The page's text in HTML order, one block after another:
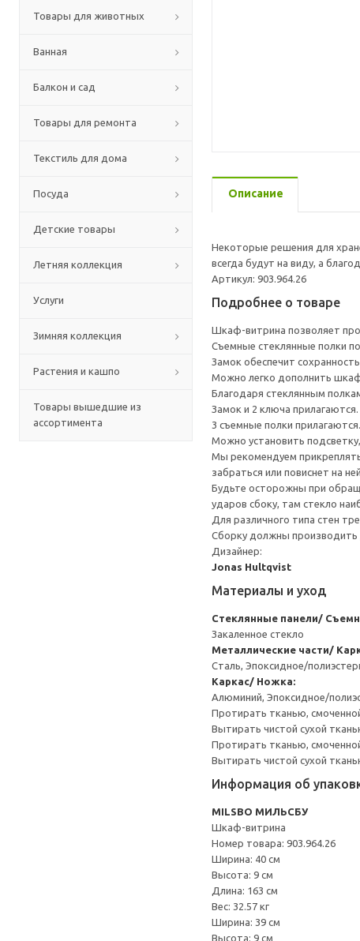
Товары для животных
Ванная
Балкон и сад
Товары для ремонта
Текстиль для дома
Посуда
Детские товары
Летняя коллекция
Услуги
Зимняя коллекция
Растения и кашпо
Товары вышедшие из
ассортимента
Описание
Некоторые решения для
всегда будут на виду, а
Артикул: 903.964.26
Подробнее о товаре
Шкаф-витрина позволяет
Съемные стеклянные полки
Замок обеспечит
Можно легко дополнить
Благодаря стеклянным
Замок и 2 ключа прилагаются.
3 съемные полки прилагаются.
Можно установить
Мы рекомендуем
забраться или повиснет на
Будьте осторожны при
ударов сбоку, там стекло
Для различного типа стен
Сборку должны производить
Дизайнер:
Jonas Hultqvist
Материалы и уход
Стеклянные панели/
Закаленное стекло
Металлические части/
Сталь, Эпоксидное/
Каркас/ Ножка:
Алюминий, Эпоксидное/
Протирать тканью,
Вытирать чистой сухой
Протирать тканью,
Вытирать чистой сухой
Информация об
MILSBO МИЛЬСБУ
Шкаф-витрина
Номер товара: 903.964.26
Ширина: 40 см
Высота: 9 см
Длина: 163 см
Вес: 32.57 кг
Ширина: 39 см
Высота: 9 см